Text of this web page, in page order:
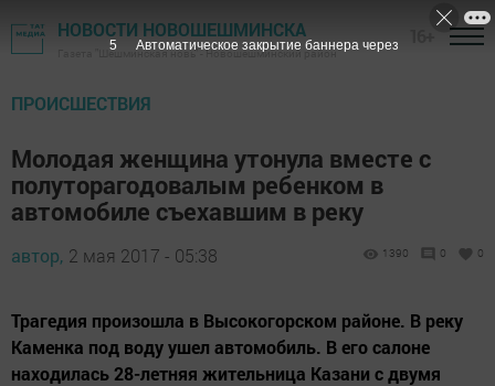
НОВОСТИ НОВОШЕШМИНСКА
Газета "Шешминская новь" - Новошешминский район
ПРОИСШЕСТВИЯ
Молодая женщина утонула вместе с
полуторагодовалым ребенком в
автомобиле съехавшим в реку
автор, 2 мая 2017 - 05:38 1390 0 0
Трагедия произошла в Высокогорском районе. В реку
Каменка под воду ушел автомобиль. В его салоне
находилась 28-летняя жительница Казани с двумя
4 Автоматическое закрытие баннера через